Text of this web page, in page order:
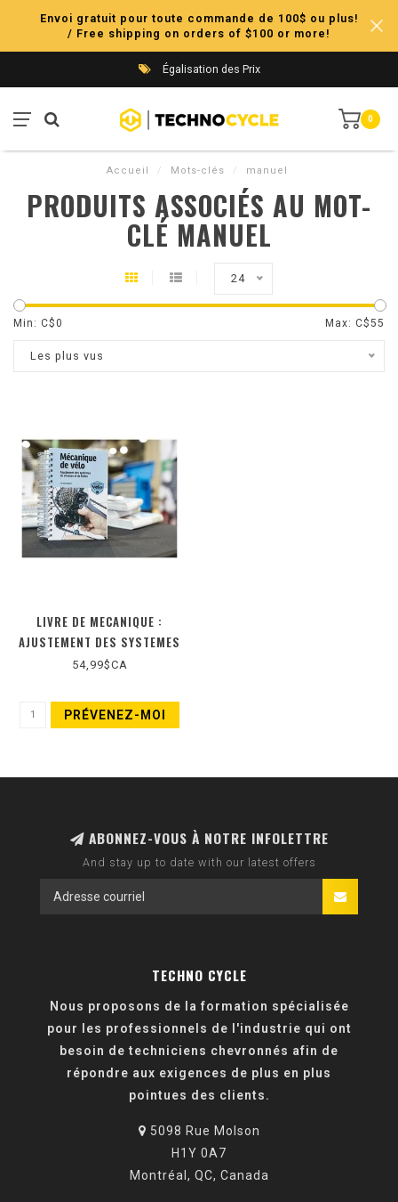
Envoi gratuit pour toute commande de 100$ ou plus!
/ Free shipping on orders of $100 or more!
Égalisation des Prix
0
Accueil / Mots-clés / manuel
PRODUITS ASSOCIÉS AU MOT-
CLÉ MANUEL
24
Min: C$0 Max: C$55
Les plus vus
LIVRE DE MECANIQUE :
AJUSTEMENT DES SYSTEMES
DE VITESSES ET DE FREINS
54,99$CA
PRÉVENEZ-MOI
ABONNEZ-VOUS À NOTRE INFOLETTRE
And stay up to date with our latest offers
TECHNO CYCLE
Nous proposons de la formation spécialisée
pour les professionnels de l'industrie qui ont
besoin de techniciens chevronnés afin de
répondre aux exigences de plus en plus
pointues des clients.
5098 Rue Molson
H1Y 0A7
Montréal, QC, Canada